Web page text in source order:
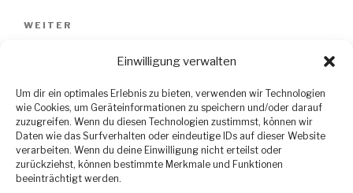
Einwilligung verwalten
Um dir ein optimales Erlebnis zu bieten, verwenden wir Technologien
wie Cookies, um Geräteinformationen zu speichern und/oder darauf
zuzugreifen. Wenn du diesen Technologien zustimmst, können wir
Daten wie das Surfverhalten oder eindeutige IDs auf dieser Website
verarbeiten. Wenn du deine Einwilligung nicht erteilst oder
zurückziehst, können bestimmte Merkmale und Funktionen
beeinträchtigt werden.
Nächster
WEITER
– Ein Abend voller Spannung und Partylaune